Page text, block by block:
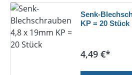
Senk-
KP = 20 Stück
Regulärer
4,49 €*